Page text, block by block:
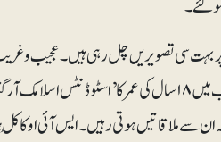
سی تصویریں چل رہی ہیں۔ عجیب و
سے ملاقاتیں ہوتی رہیں۔ ایس آئی او